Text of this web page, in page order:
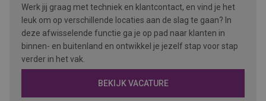
Werk jij graag met techniek en klantcontact, en vind je het
leuk om op verschillende locaties aan de slag te gaan? In
deze afwisselende functie ga je op pad naar klanten in
binnen- en buitenland en ontwikkel je jezelf stap voor stap
verder in het vak.
BEKIJK VACATURE